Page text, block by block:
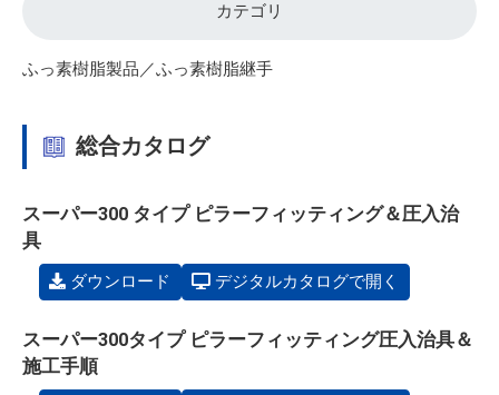
カテゴリ
ふっ素樹脂製品／ふっ素樹脂継手
総合カタログ
スーパー300 タイプ ピラーフィッティング＆圧入治
具
ダウンロード デジタルカタログで開く
スーパー300タイプ ピラーフィッティング圧入治具＆
施工手順